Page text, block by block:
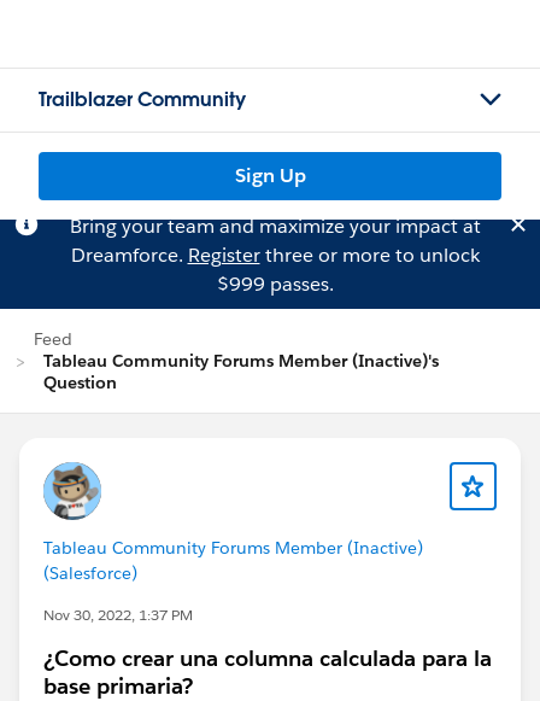
Trailblazer Community
Sign Up
Bring your team and maximize your impact at
Dreamforce. Registerthree or more to unlock
$999 passes.
Feed
Tableau Community Forums Member (Inactive)'s
Question
Tableau Community Forums Member (Inactive)
(Salesforce)
Nov 30, 2022, 1:37 PM
¿Como crear una columna calculada para la
base primaria?